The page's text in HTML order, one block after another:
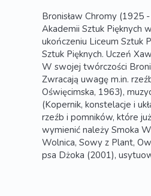
Bronisław Chromy (1925
Akademii Sztuk Pięknych
ukończeniu Liceum Sztuk
Sztuk Pięknych. Uczeń
W swojej twórczości
Zwracają uwagę m.in.
Oświęcimska, 1963),
(Kopernik, konstelacje i
rzeźb i pomników, które
wymienić należy Smoka
Wolnica, Sowy z Plant,
psa Dżoka (2001),